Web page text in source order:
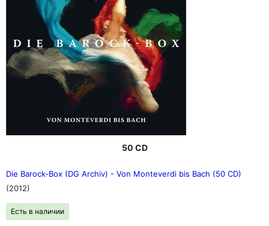
50 CD
Die Barock-Box (DG Archiv) - Von Monteverdi bis Bach (50 CD)
(2012)
Есть в наличии